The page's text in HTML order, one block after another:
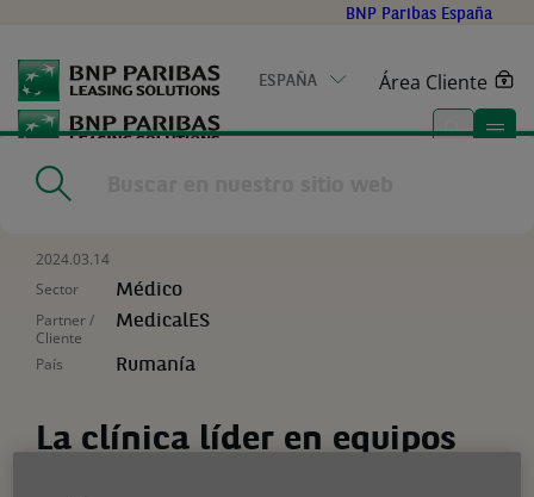
main
content
BNP Paribas España
ESPAÑA Área Cliente
Home
imagen de última generación
2024.03.14
La clínica líder en equipos
Sector Médico
Partner /
Cliente
MedicalES
País Rumanía